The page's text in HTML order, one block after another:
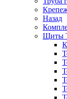
Назад
Щиты